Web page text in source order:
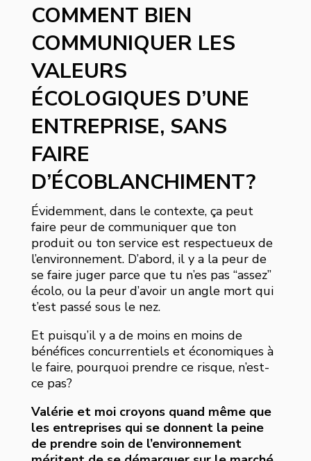
COMMENT BIEN
COMMUNIQUER LES
VALEURS
ÉCOLOGIQUES D’UNE
ENTREPRISE, SANS
FAIRE
D’ÉCOBLANCHIMENT?
Évidemment, dans le contexte, ça peut
faire peur de communiquer que ton
produit ou ton service est respectueux de
l’environnement. D’abord, il y a la peur de
se faire juger parce que tu n’es pas “assez”
écolo, ou la peur d’avoir un angle mort qui
t’est passé sous le nez.
Et puisqu’il y a de moins en moins de
bénéfices concurrentiels et économiques à
le faire, pourquoi prendre ce risque, n’est-
ce pas?
Valérie et moi croyons quand même que
les entreprises qui se donnent la peine
de prendre soin de l’environnement